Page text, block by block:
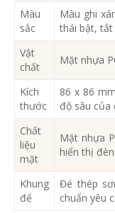
Màu
sắc
Màu ghi
thái bật, tắt
Vật
chất
Mặt nhựa
Kích
thước
86 x 86
độ sâu của
Chất
liệu
mặt
Mặt nhựa
hiển thị
Khung
đế
Đé thép
chuẩn yêu